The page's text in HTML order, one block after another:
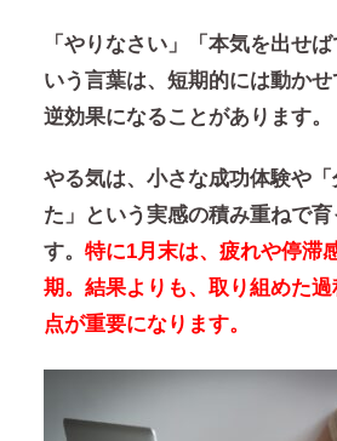
「やりなさい」「本気を出せば
いう言葉は、短期的には動か
逆効果になることがあります。
やる気は、小さな成功体験や
た」という実感の積み重ねで
す。 特に1月末は、疲れや停滞
期。結果よりも、取り組めた
点が重要になります。